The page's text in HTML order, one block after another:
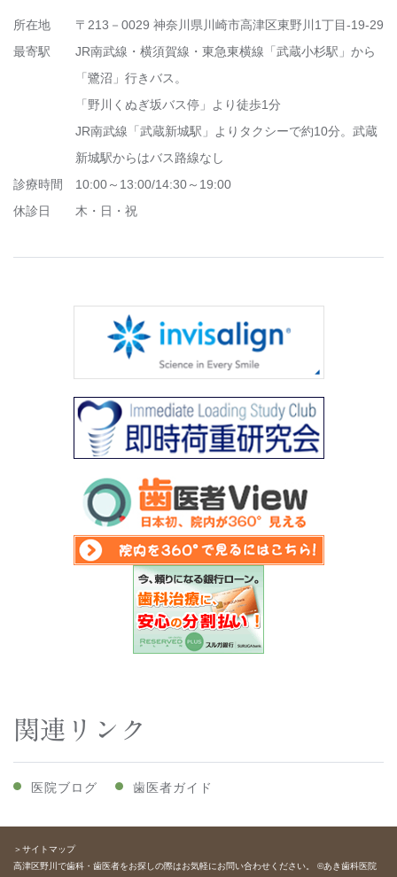
所在地
〒213－0029 神奈川県川崎市高津区東野川1丁目-19-29
最寄駅
JR南武線・横須賀線・東急東横線「武蔵小杉駅」から
「鷺沼」行きバス。
「野川くぬぎ坂バス停」より徒歩1分
JR南武線「武蔵新城駅」よりタクシーで約10分。武蔵
新城駅からはバス路線なし
診療時間
10:00～13:00/14:30～19:00
休診日
木・日・祝
関連リンク
医院ブログ 歯医者ガイド
＞サイトマップ
高津区野川で歯科・歯医者をお探しの際はお気軽にお問い合わせください。 ©あき歯科医院